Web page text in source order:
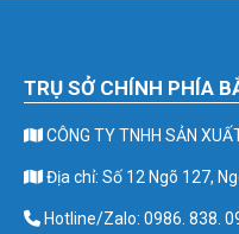
TRỤ SỞ CHÍNH PHÍA
CÔNG TY TNHH SẢN
Địa chỉ: Số 12 Ngõ 127,
Hotline/Zalo: 0986. 838.